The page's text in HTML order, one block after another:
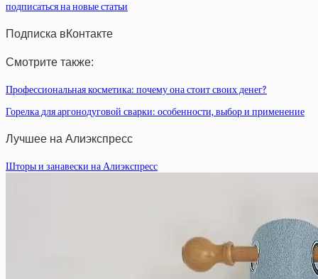
подписаться на новые статьи
Подписка вКонтакте
Смотрите также:
Профессиональная косметика: почему она стоит своих денег?
Горелка для аргонодуговой сварки: особенности, выбор и применение
Лучшее на Алиэкспресс
Шторы и занавески на Алиэкспресс